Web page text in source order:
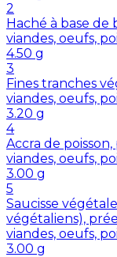
2
Haché à base
viandes, oeufs,
4.50 g
3
Fines tranches
viandes, oeufs,
3.20 g
4
Accra de
viandes, oeufs,
3.00 g
5
Saucisse
végétaliens),
viandes, oeufs,
3.00 g